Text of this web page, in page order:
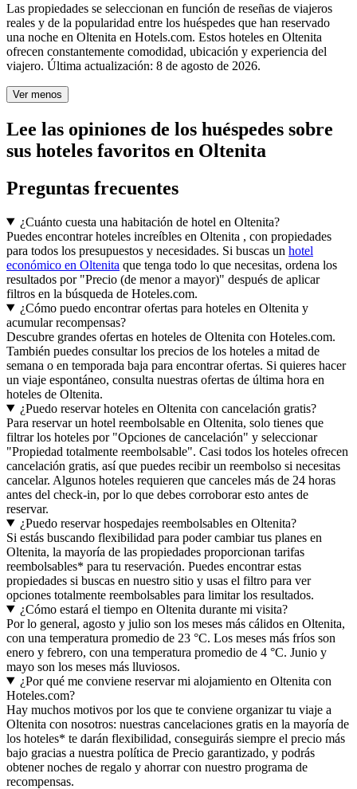
Las propiedades se seleccionan en función de reseñas de viajeros
reales y de la popularidad entre los huéspedes que han reservado
una noche en Oltenita en Hotels.com. Estos hoteles en Oltenita
ofrecen constantemente comodidad, ubicación y experiencia del
viajero. Última actualización: 8 de agosto de 2026.
Ver menos
Lee las opiniones de los huéspedes sobre
sus hoteles favoritos en Oltenita
Preguntas frecuentes
¿Cuánto cuesta una habitación de hotel en Oltenita?
Puedes encontrar hoteles increíbles en Oltenita , con propiedades
para todos los presupuestos y necesidades. Si buscas un hotel
económico en Oltenita que tenga todo lo que necesitas, ordena los
resultados por "Precio (de menor a mayor)" después de aplicar
filtros en la búsqueda de Hoteles.com.
¿Cómo puedo encontrar ofertas para hoteles en Oltenita y
acumular recompensas?
Descubre grandes ofertas en hoteles de Oltenita con Hoteles.com.
También puedes consultar los precios de los hoteles a mitad de
semana o en temporada baja para encontrar ofertas. Si quieres hacer
un viaje espontáneo, consulta nuestras ofertas de última hora en
hoteles de Oltenita.
¿Puedo reservar hoteles en Oltenita con cancelación gratis?
Para reservar un hotel reembolsable en Oltenita, solo tienes que
filtrar los hoteles por "Opciones de cancelación" y seleccionar
"Propiedad totalmente reembolsable". Casi todos los hoteles ofrecen
cancelación gratis, así que puedes recibir un reembolso si necesitas
cancelar. Algunos hoteles requieren que canceles más de 24 horas
antes del check-in, por lo que debes corroborar esto antes de
reservar.
¿Puedo reservar hospedajes reembolsables en Oltenita?
Si estás buscando flexibilidad para poder cambiar tus planes en
Oltenita, la mayoría de las propiedades proporcionan tarifas
reembolsables* para tu reservación. Puedes encontrar estas
propiedades si buscas en nuestro sitio y usas el filtro para ver
opciones totalmente reembolsables para limitar los resultados.
¿Cómo estará el tiempo en Oltenita durante mi visita?
Por lo general, agosto y julio son los meses más cálidos en Oltenita,
con una temperatura promedio de 23 °C. Los meses más fríos son
enero y febrero, con una temperatura promedio de 4 °C. Junio y
mayo son los meses más lluviosos.
¿Por qué me conviene reservar mi alojamiento en Oltenita con
Hoteles.com?
Hay muchos motivos por los que te conviene organizar tu viaje a
Oltenita con nosotros: nuestras cancelaciones gratis en la mayoría de
los hoteles* te darán flexibilidad, conseguirás siempre el precio más
bajo gracias a nuestra política de Precio garantizado, y podrás
obtener noches de regalo y ahorrar con nuestro programa de
recompensas.